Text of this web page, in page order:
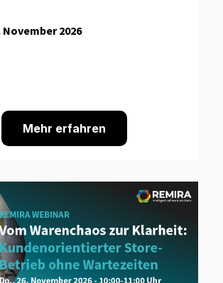
November 2026
Mehr erfahren